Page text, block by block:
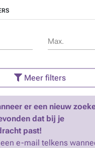
Max.
Meer filters
er een nieuw
dat bij je
past!
e-mail telkens